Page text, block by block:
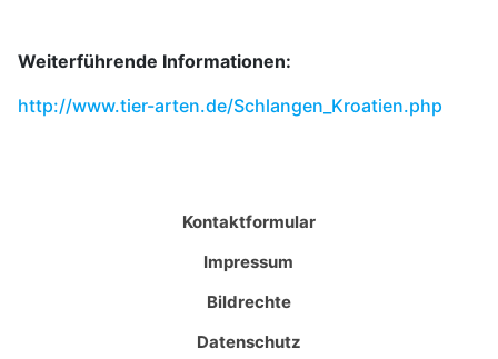
Weiterführende Informationen:
http://www.tier-arten.de/Schlangen_Kroatien.php
Kontaktformular
Impressum
Bildrechte
Datenschutz